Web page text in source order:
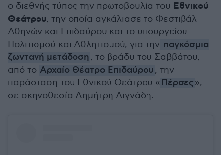
ο διεθνής τύπος την πρωτοβουλία του Εθνικού
Θεάτρου, την οποία αγκάλιασε το Φεστιβάλ
Αθηνών και Επιδαύρου και το υπουργείου
Πολιτισμού και Αθλητισμού, για την παγκόσμια
ζωντανή μετάδοση, το βράδυ του Σαββάτου,
από το Αρχαίο Θέατρο Επιδαύρου , την
παράσταση του Εθνικού Θεάτρου « Πέρσες»,
σε σκηνοθεσία Δημήτρη Λιγνάδη.